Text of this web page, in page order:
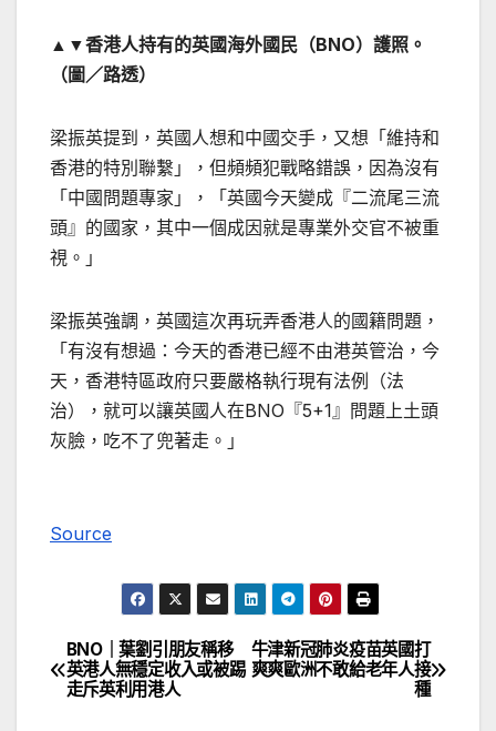
▲▼香港人持有的英國海外國民（BNO）護照。
（圖／路透）
梁振英提到，英國人想和中國交手，又想「維持和
香港的特別聯繫」，但頻頻犯戰略錯誤，因為沒有
「中國問題專家」，「英國今天變成『二流尾三流
頭』的國家，其中一個成因就是專業外交官不被重
視。」
梁振英強調，英國這次再玩弄香港人的國籍問題，
「有沒有想過：今天的香港已經不由港英管治，今
天，香港特區政府只要嚴格執行現有法例（法
治），就可以讓英國人在BNO『5+1』問題上土頭
灰臉，吃不了兜著走。」
Source
文
章
牛津新冠肺炎疫苗英國打
爽爽歐洲不敢給老年人接
種
BNO｜葉劉引朋友稱移
英港人無穩定收入或被踢
走斥英利用港人